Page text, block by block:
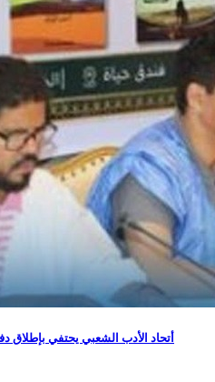
أتحاد الأدب الشعبي يحتفي بإطلاق